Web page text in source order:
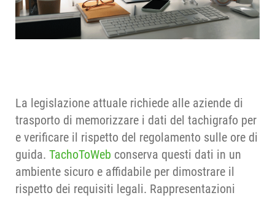
La legislazione attuale richiede alle aziende di
trasporto di memorizzare i dati del tachigrafo per
e verificare il rispetto del regolamento sulle ore di
guida. TachoToWeb conserva questi dati in un
ambiente sicuro e affidabile per dimostrare il
rispetto dei requisiti legali. Rappresentazioni